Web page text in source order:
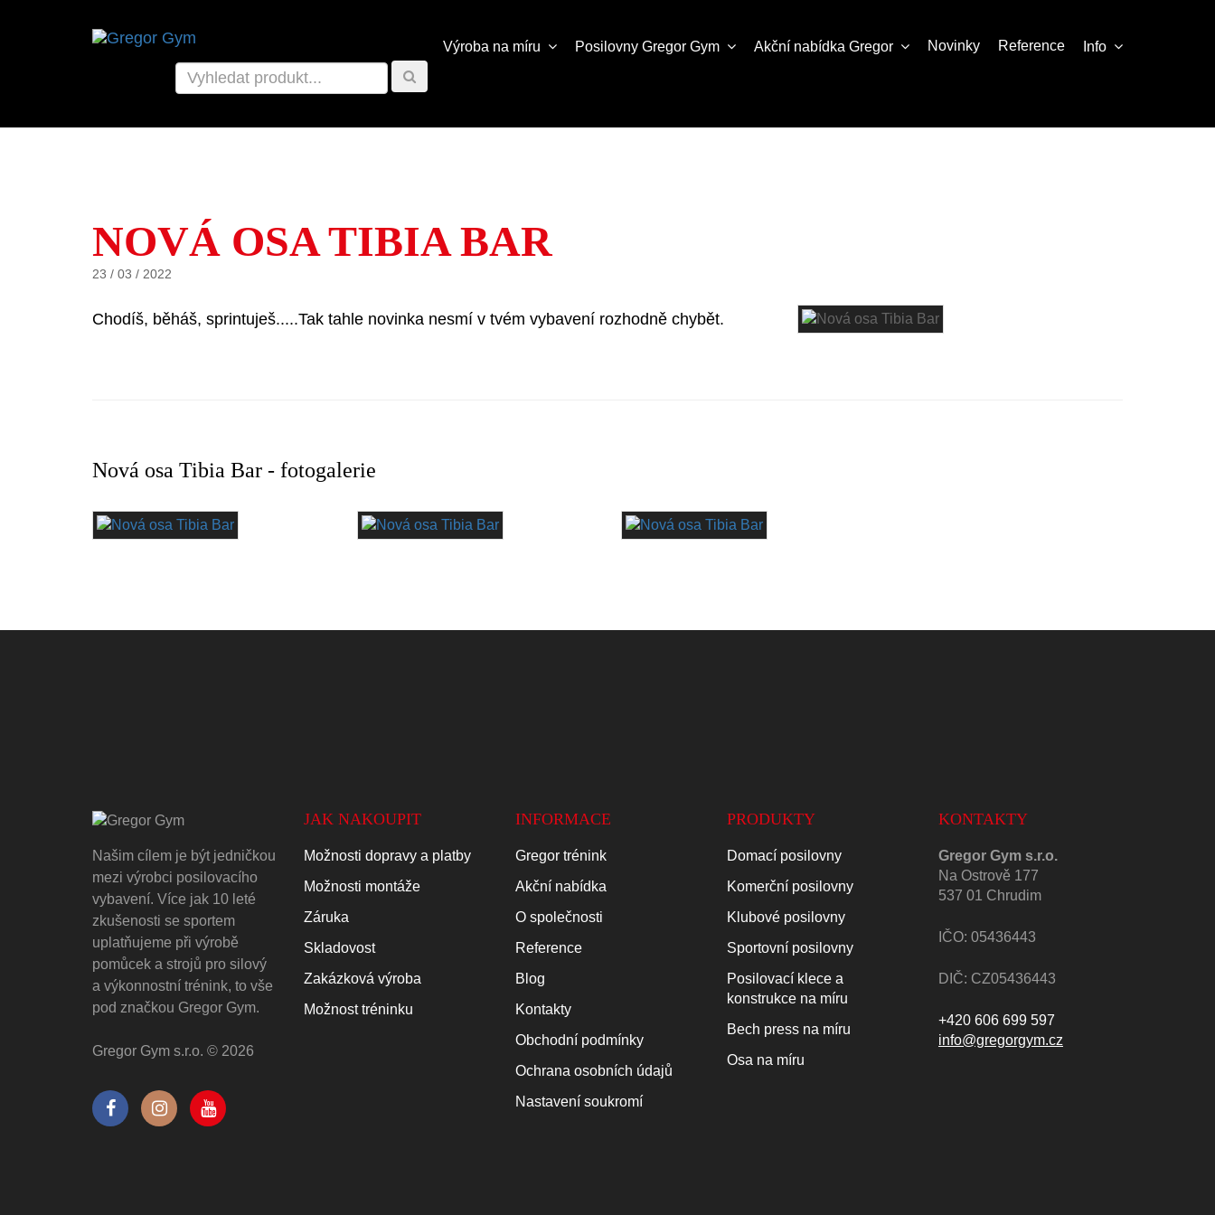
Výroba na míru Posilovny Gregor Gym Akční nabídka Gregor Novinky Reference Info
NOVÁ OSA TIBIA BAR
23 / 03 / 2022
Chodíš, běháš, sprintuješ.....Tak tahle novinka nesmí v tvém vybavení rozhodně chybět.
Nová osa Tibia Bar - fotogalerie
Našim cílem je být jedničkou
mezi výrobci posilovacího
vybavení. Více jak 10 leté
zkušenosti se sportem
uplatňujeme při výrobě
pomůcek a strojů pro silový
a výkonnostní trénink, to vše
pod značkou Gregor Gym.
Gregor Gym s.r.o. © 2026
JAK NAKOUPIT
Možnosti dopravy a platby
Možnosti montáže
Záruka
Skladovost
Zakázková výroba
Možnost tréninku
INFORMACE
Gregor trénink
Akční nabídka
O společnosti
Reference
Blog
Kontakty
Obchodní podmínky
Ochrana osobních údajů
Nastavení soukromí
PRODUKTY
Domací posilovny
Komerční posilovny
Klubové posilovny
Sportovní posilovny
Posilovací klece a
konstrukce na míru
Bech press na míru
Osa na míru
KONTAKTY
Gregor Gym s.r.o.
Na Ostrově 177
537 01 Chrudim
IČO: 05436443
DIČ: CZ05436443
+420 606 699 597
info@gregorgym.cz